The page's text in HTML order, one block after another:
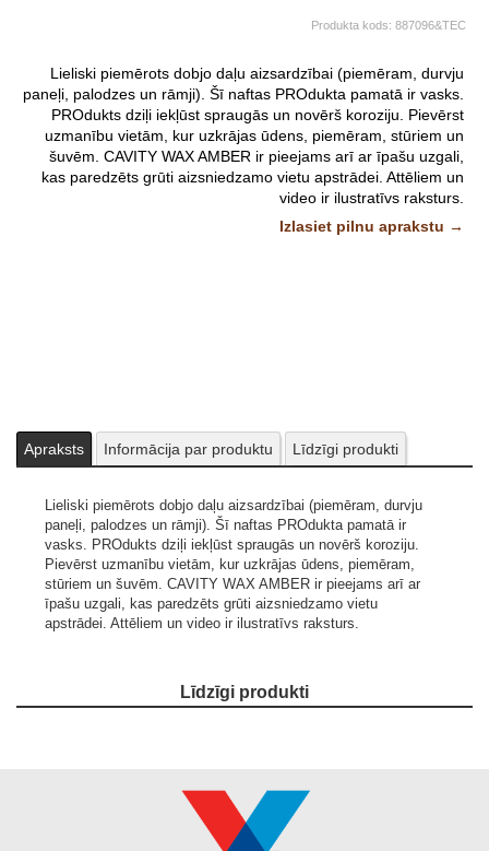
Produkta kods: 887096&TEC
Lieliski piemērots dobjo daļu aizsardzībai (piemēram, durvju
paneļi, palodzes un rāmji). Šī naftas PROdukta pamatā ir vasks.
PROdukts dziļi iekļūst spraugās un novērš koroziju. Pievērst
uzmanību vietām, kur uzkrājas ūdens, piemēram, stūriem un
šuvēm. CAVITY WAX AMBER ir pieejams arī ar īpašu uzgali,
kas paredzēts grūti aizsniedzamo vietu apstrādei. Attēliem un
video ir ilustratīvs raksturs.
Izlasiet pilnu aprakstu →
Apraksts Informācija par produktu Līdzīgi produkti
Lieliski piemērots dobjo daļu aizsardzībai (piemēram, durvju
paneļi, palodzes un rāmji). Šī naftas PROdukta pamatā ir
vasks. PROdukts dziļi iekļūst spraugās un novērš koroziju.
Pievērst uzmanību vietām, kur uzkrājas ūdens, piemēram,
stūriem un šuvēm. CAVITY WAX AMBER ir pieejams arī ar
īpašu uzgali, kas paredzēts grūti aizsniedzamo vietu
apstrādei. Attēliem un video ir ilustratīvs raksturs.
Līdzīgi produkti